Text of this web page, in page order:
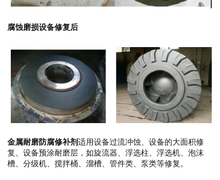
腐蚀磨损设备修复后
金属耐磨防腐修补剂适用设备过流冲蚀、设备的大面积修
复、设备预涂耐磨层，如旋流器、浮选柱、浮选机、泡沫
槽、分级机、搅拌桶、溜槽、管件类、泵类等修复。